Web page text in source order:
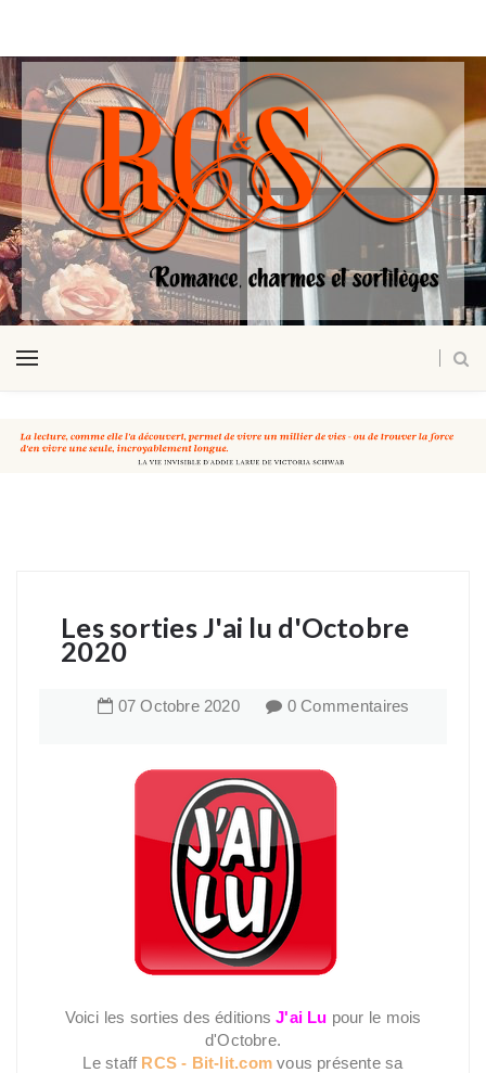
Les sorties J'ai lu d'Octobre
2020
07 Octobre 2020 0 Commentaires
Voici les sorties des éditionsJ'ai Lu pour le mois
d'Octobre.
Le staff RCS - Bit-lit.comvous présente sa